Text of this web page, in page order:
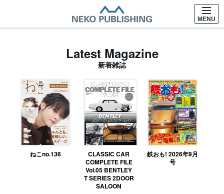
MENU
Latest Magazine
新着雑誌
ねこno.136
CLASSIC CAR
COMPLETE FILE
Vol.05 BENTLEY
T SERIES 2DOOR
SALOON
鉄おも! 2026年9月
号